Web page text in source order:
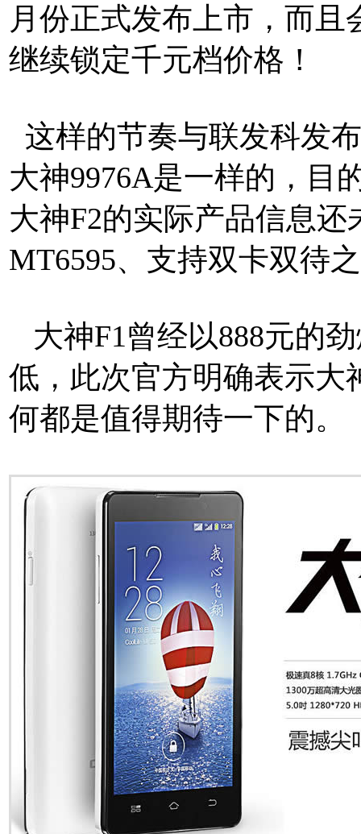
月份正式发布上市，而
继续锁定千元档价格！
这样的节奏与联发科发布
大神9976A是一样的，目
大神F2的实际产品信息
MT6595、支持双卡双待
大神F1曾经以888元的
低，此次官方明确表示大
何都是值得期待一下的。